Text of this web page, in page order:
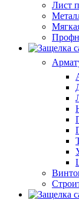
Лист